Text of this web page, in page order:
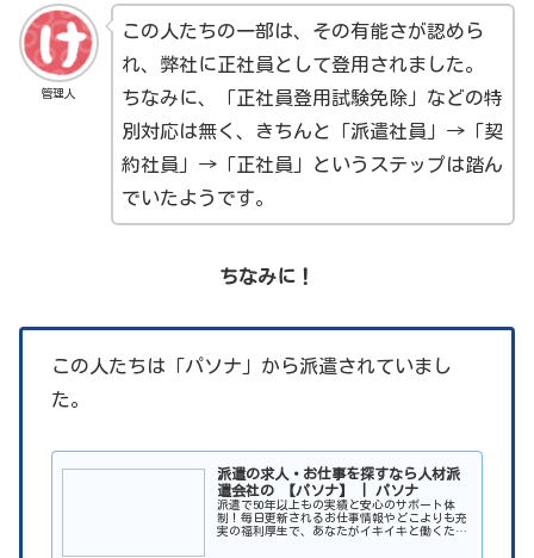
管理人
この人たちの一部は、その有能さが認めら
れ、弊社に正社員として登用されました。
ちなみに、「正社員登用試験免除」などの特
別対応は無く、きちんと「派遣社員」→「契
約社員」→「正社員」というステップは踏ん
でいたようです。
ちなみに！
この人たちは「パソナ」から派遣されていまし
た。
派遣の求人・お仕事を探すなら人材派
遣会社の 【パソナ】 | パソナ
派遣で50年以上もの実績と安心のサポート体
制！毎日更新されるお仕事情報やどこよりも充
実の福利厚生で、あなたがイキイキと働くため